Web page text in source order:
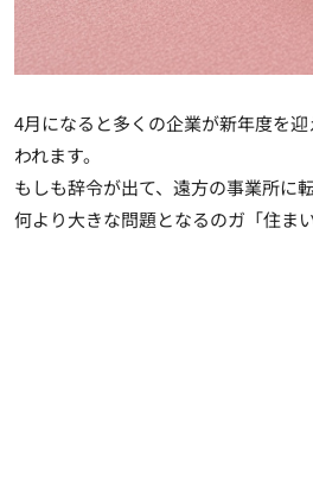
4月になると多くの企業が新年度を
われます。
もしも辞令が出て、遠方の事業所に
何より大きな問題となるのガ「住まい